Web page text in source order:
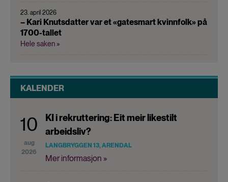
23. april 2026
– Kari Knutsdatter var et «gatesmart kvinnfolk» på
1700-tallet
Hele saken »
KALENDER
10
aug
2026
KI i rekruttering: Eit meir likestilt
arbeidsliv?
LANGBRYGGEN 13, ARENDAL
Mer informasjon »